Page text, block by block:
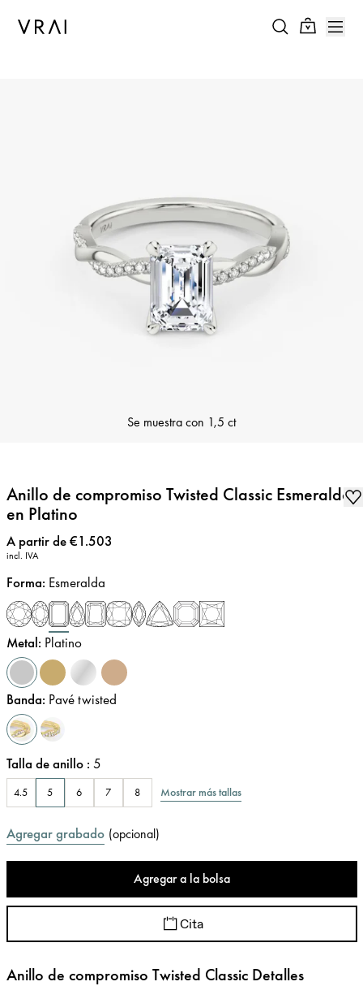
Se muestra con 1,5 ct
Anillo de compromiso Twisted Classic Esmeralda
en Platino
Precio:
A partir de €1.503
incl. IVA
Forma: Esmeralda
Metal: Platino
Banda: Pavé twisted
Talla de anillo : 5
4.5 5 6 7 8 Mostrar más tallas
Agregar grabado (opcional)
Agregar a la bolsa
Cita
Anillo de compromiso Twisted Classic Detalles